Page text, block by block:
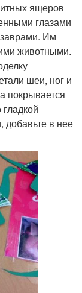
ящеров
глазами
Им
животными.
шеи, ног и
покрывается
добавьте в нее